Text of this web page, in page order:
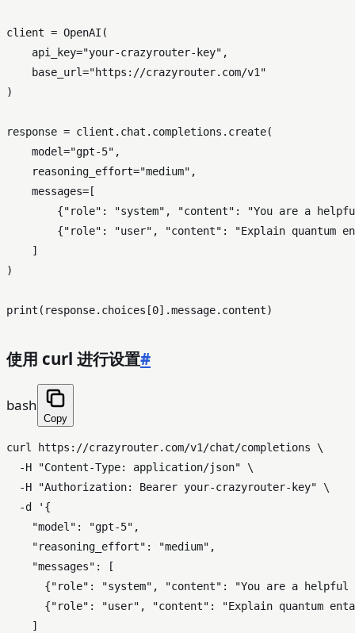
client = OpenAI(
    api_key=
"your-crazyrouter-key" ,
    base_url=
"https://crazyrouter.com/v1"
)
response = client.chat.completions.create(
    model=
"gpt-5" ,
    reasoning_effort=
"medium" ,
    messages=[
        {
"role" : "system" , "content" :
"You are a
        {
"role" : "user" , "content" :
"Explain quantum
    ]
)
print (response.choices[0
使用 curl 进行设置#
bash
Copy
curl https://crazyrouter.com/v1/chat/completions \
  -H
"Content-Type: application/json" \
  -H
"Authorization: Bearer your-crazyrouter-key" \
  -d
'{
    "model": "gpt-5",
    "reasoning_effort": "medium",
    "messages": [
{"role": "system", "content": "You are a helpful
{"role": "user", "content": "Explain quantum
    ]